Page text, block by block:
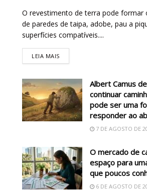
O revestimento de terra pode formar
de paredes de taipa, adobe, pau a
superfícies compatíveis....
LEIA MAIS
Albert Camus
continuar
pode ser uma
responder ao
7 DE AGOSTO DE
O mercado de
espaço para
que poucos
6 DE AGOSTO DE